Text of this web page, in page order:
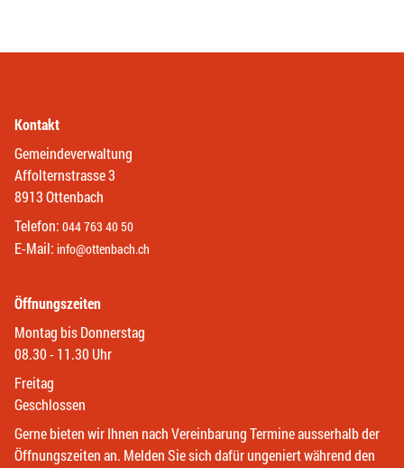
Kontakt
Gemeindeverwaltung
Affolternstrasse 3
8913 Ottenbach
Telefon: 044 763 40 50
E-Mail: info@ottenbach.ch
Öffnungszeiten
Montag bis Donnerstag
08.30 - 11.30 Uhr
Freitag
Geschlossen
Gerne bieten wir Ihnen nach Vereinbarung Termine ausserhalb der
Öffnungszeiten an. Melden Sie sich dafür ungeniert während den